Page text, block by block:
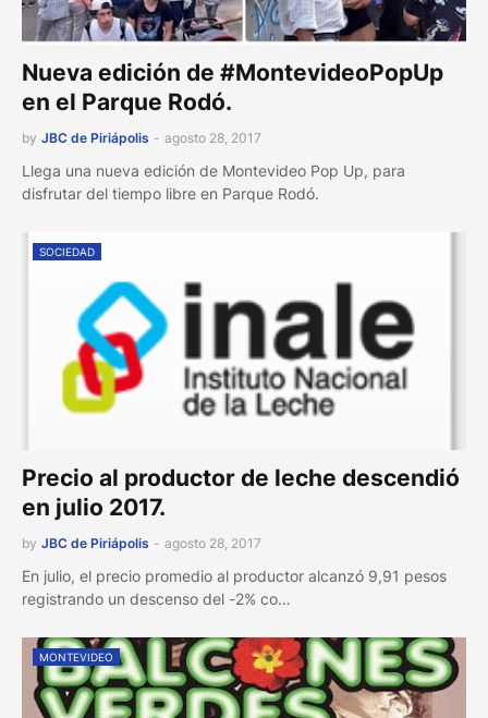
Nueva edición de #MontevideoPopUp
en el Parque Rodó.
by JBC de Piriápolis - agosto 28, 2017
Llega una nueva edición de Montevideo Pop Up, para
disfrutar del tiempo libre en Parque Rodó.
SOCIEDAD
Precio al productor de leche descendió
en julio 2017.
by JBC de Piriápolis - agosto 28, 2017
En julio, el precio promedio al productor alcanzó 9,91 pesos
registrando un descenso del -2% co…
MONTEVIDEO